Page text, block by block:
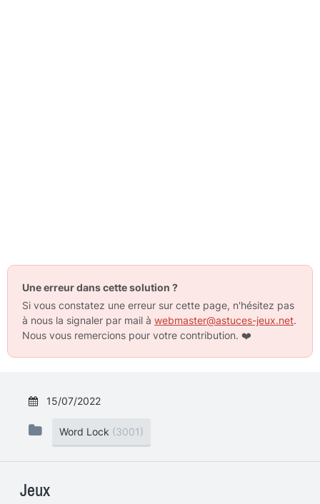
Une erreur dans cette solution ?
Si vous constatez une erreur sur cette page, n'hésitez pas
à nous la signaler par mail à webmaster@astuces-jeux.net.
Nous vous remercions pour votre contribution. ❤️
15/07/2022
Word Lock (3001)
Jeux